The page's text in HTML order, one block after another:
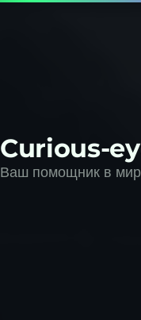
Curious-
Ваш помощник в